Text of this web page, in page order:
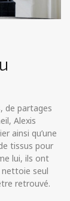
de partages
Alexis
ainsi qu’une
tissus pour
lui, ils ont
seul
retrouvé.